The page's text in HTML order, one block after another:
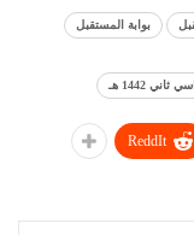
بوابة المستقبل
1442 هـ
ReddIt